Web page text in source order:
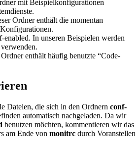
mit Beispielkonfigurationen
Ordner enthält die momentan
enabled. In unseren Beispielen werden
enthält häufig benutzte “Code-
Dateien, die sich in den Ordnern conf-
automatisch nachgeladen. Da wir
benutzen möchten, kommentieren wir das
am Ende von monitrc durch Voranstellen